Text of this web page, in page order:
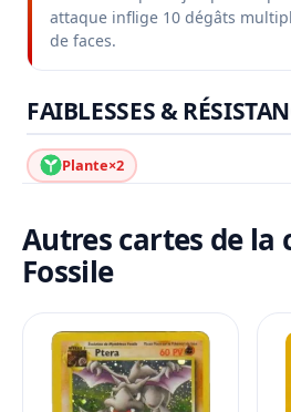
attaque inflige 10 dégâts
de faces.
FAIBLESSES &
Plante×2
Autres cartes de la
Fossile